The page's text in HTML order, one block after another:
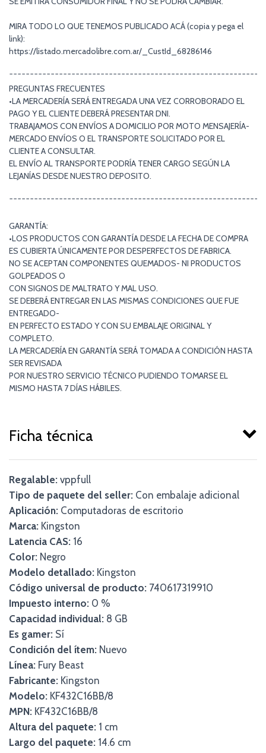
MIRA TODO LO QUE TENEMOS PUBLICADO ACÁ (copia y pega el
link):
https://listado.mercadolibre.com.ar/_CustId_68286146
PREGUNTAS FRECUENTES
•LA MERCADERÍA SERÁ ENTREGADA UNA VEZ CORROBORADO EL
PAGO Y EL CLIENTE DEBERÁ PRESENTAR DNI.
TRABAJAMOS CON ENVÍOS A DOMICILIO POR MOTO MENSAJERÍA-
MERCADO ENVÍOS O EL TRANSPORTE SOLICITADO POR EL
CLIENTE A CONSULTAR.
EL ENVÍO AL TRANSPORTE PODRÍA TENER CARGO SEGÚN LA
LEJANÍAS DESDE NUESTRO DEPOSITO.
GARANTÍA:
•LOS PRODUCTOS CON GARANTÍA DESDE LA FECHA DE COMPRA
ES CUBIERTA ÚNICAMENTE POR DESPERFECTOS DE FABRICA.
NO SE ACEPTAN COMPONENTES QUEMADOS- NI PRODUCTOS
GOLPEADOS O
CON SIGNOS DE MALTRATO Y MAL USO.
SE DEBERÁ ENTREGAR EN LAS MISMAS CONDICIONES QUE FUE
ENTREGADO-
EN PERFECTO ESTADO Y CON SU EMBALAJE ORIGINAL Y
COMPLETO.
LA MERCADERÍA EN GARANTÍA SERÁ TOMADA A CONDICIÓN HASTA
SER REVISADA
POR NUESTRO SERVICIO TÉCNICO PUDIENDO TOMARSE EL
MISMO HASTA 7 DÍAS HÁBILES.
Ficha técnica
Regalable: vppfull
Tipo de paquete del seller: Con embalaje adicional
Aplicación: Computadoras de escritorio
Marca: Kingston
Latencia CAS: 16
Color: Negro
Modelo detallado: Kingston
Código universal de producto: 740617319910
Impuesto interno: 0 %
Capacidad individual: 8 GB
Es gamer: Sí
Condición del ítem: Nuevo
Línea: Fury Beast
Fabricante: Kingston
Modelo: KF432C16BB/8
MPN: KF432C16BB/8
Altura del paquete: 1 cm
Largo del paquete: 14.6 cm